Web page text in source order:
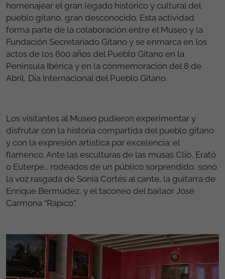
homenajear el gran legado histórico y cultural del
pueblo gitano, gran desconocido. Esta actividad
forma parte de la colaboración entre el Museo y la
Fundación Secretariado Gitano y se enmarca en los
actos de los 600 años del Pueblo Gitano en la
Península Ibérica y en la conmemoración del 8 de
Abril, Día Internacional del Pueblo Gitano.
Los visitantes al Museo pudieron experimentar y
disfrutar con la historia compartida del pueblo gitano
y con la expresión artística por excelencia: el
flamenco. Ante las esculturas de las musas Clío, Erató
o Euterpe… rodeados de un público sorprendido, sonó
la voz rasgada de Sonia Cortés al cante, la guitarra de
Enrique Bermúdez, y el taconeo del bailaor José
Carmona “Rapico”.